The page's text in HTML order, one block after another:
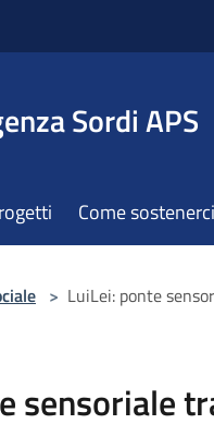
Sordi APS
Come sostenerci
> LuiLei: ponte
sensoriale